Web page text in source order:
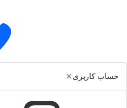
×حساب کاربری